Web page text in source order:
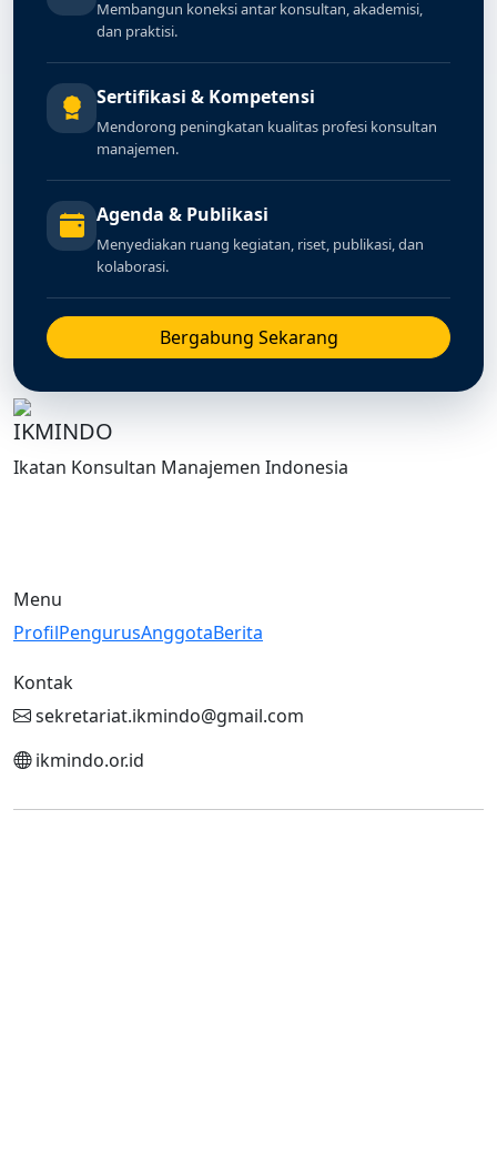
Membangun koneksi antar konsultan, akademisi,
dan praktisi.
Sertifikasi & Kompetensi
Mendorong peningkatan kualitas profesi konsultan
manajemen.
Agenda & Publikasi
Menyediakan ruang kegiatan, riset, publikasi, dan
kolaborasi.
Bergabung Sekarang
IKMINDO
Ikatan Konsultan Manajemen Indonesia
Menu
ProfilPengurusAnggotaBerita
Kontak
sekretariat.ikmindo@gmail.com
ikmindo.or.id